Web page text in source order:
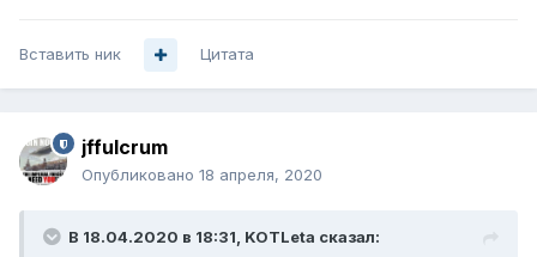
Вставить ник Цитата
jffulcrum
Опубликовано 18 апреля, 2020
В 18.04.2020 в 18:31, KOTLeta сказал: